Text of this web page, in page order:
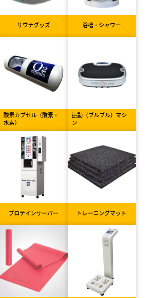
サウナグッズ 浴槽・シャワー
酸素カプセル（酸素・
水素）
振動（ブルブル）マシ
ン
プロテインサーバー トレーニングマット